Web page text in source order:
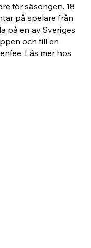
för säsongen. 18
på spelare från
på en av Sveriges
och till en
Läs mer hos